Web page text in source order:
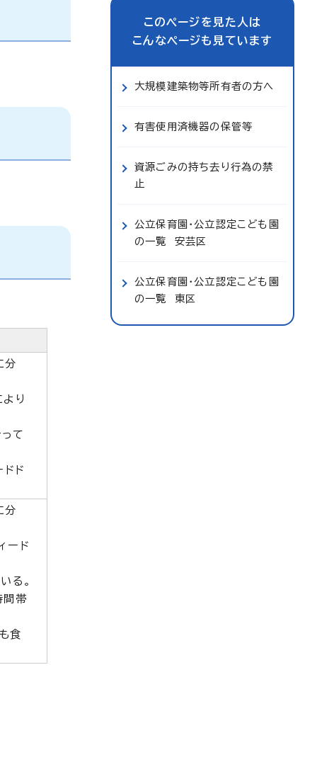
分
り
て
ド
分
ード
る。
間帯
食
このページを見た人は
こんなページも見ています
大規模建築物等所有者の方へ
有害使用済機器の保管等
資源ごみの持ち去り行為の禁
止
公立保育園・公立認定こども園
の一覧 安芸区
公立保育園・公立認定こども園
の一覧 東区